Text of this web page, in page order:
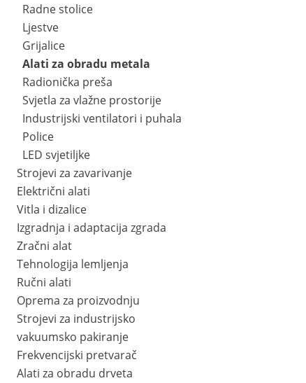
Radne stolice
Ljestve
Grijalice
Alati za obradu metala
Radionička preša
Svjetla za vlažne prostorije
Industrijski ventilatori i puhala
Police
LED svjetiljke
Strojevi za zavarivanje
Električni alati
Vitla i dizalice
Izgradnja i adaptacija zgrada
Zračni alat
Tehnologija lemljenja
Ručni alati
Oprema za proizvodnju
Strojevi za industrijsko
vakuumsko pakiranje
Frekvencijski pretvarač
Alati za obradu drveta